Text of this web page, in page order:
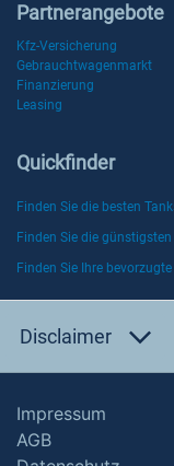
Partnerangebote
Kfz-Versicherung
Gebrauchtwagenmarkt
Finanzierung
Leasing
Quickfinder
Finden Sie die besten
Finden Sie die
Finden Sie Ihre
Disclaimer
Impressum
AGB